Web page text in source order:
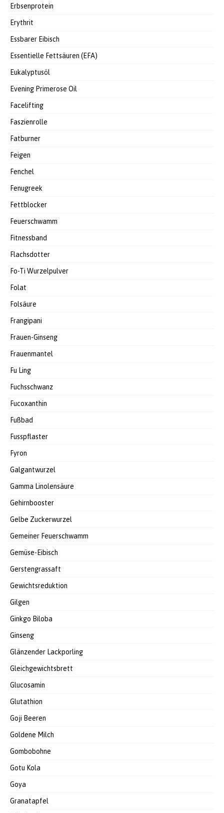
Erbsenprotein
Erythrit
Essbarer Eibisch
Essentielle Fettsäuren (EFA)
Eukalyptusöl
Evening Primerose Oil
Facelifting
Faszienrolle
Fatburner
Feigen
Fenchel
Fenugreek
Fettblocker
Feuerschwamm
Fitnessband
Flachsdotter
Fo-Ti Wurzelpulver
Folat
Folsäure
Frangipani
Frauen-Ginseng
Frauenmantel
Fu Ling
Fuchsschwanz
Fucoxanthin
Fußbad
Fusspflaster
Fyron
Galgantwurzel
Gamma Linolensäure
Gehirnbooster
Gelbe Zuckerwurzel
Gemeiner Feuerschwamm
Gemüse-Eibisch
Gerstengrassaft
Gewichtsreduktion
Gilgen
Ginkgo Biloba
Ginseng
Glänzender Lackporling
Gleichgewichtsbrett
Glucosamin
Glutathion
Goji Beeren
Goldene Milch
Gombobohne
Gotu Kola
Goya
Granatapfel